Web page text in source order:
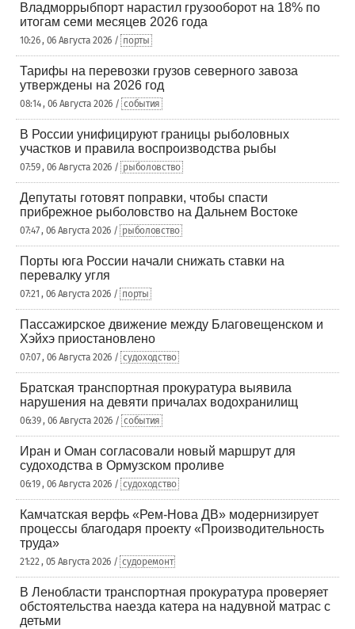
Владморрыбпорт нарастил грузооборот на 18% по
итогам семи месяцев 2026 года
10:26 , 06 Августа 2026 / порты
Тарифы на перевозки грузов северного завоза
утверждены на 2026 год
08:14 , 06 Августа 2026 / события
В России унифицируют границы рыболовных
участков и правила воспроизводства рыбы
07:59 , 06 Августа 2026 / рыболовство
Депутаты готовят поправки, чтобы спасти
прибрежное рыболовство на Дальнем Востоке
07:47 , 06 Августа 2026 / рыболовство
Порты юга России начали снижать ставки на
перевалку угля
07:21 , 06 Августа 2026 / порты
Пассажирское движение между Благовещенском и
Хэйхэ приостановлено
07:07 , 06 Августа 2026 / судоходство
Братская транспортная прокуратура выявила
нарушения на девяти причалах водохранилищ
06:39 , 06 Августа 2026 / события
Иран и Оман согласовали новый маршрут для
судоходства в Ормузском проливе
06:19 , 06 Августа 2026 / судоходство
Камчатская верфь «Рем-Нова ДВ» модернизирует
процессы благодаря проекту «Производительность
труда»
21:22 , 05 Августа 2026 / судоремонт
В Ленобласти транспортная прокуратура проверяет
обстоятельства наезда катера на надувной матрас с
детьми